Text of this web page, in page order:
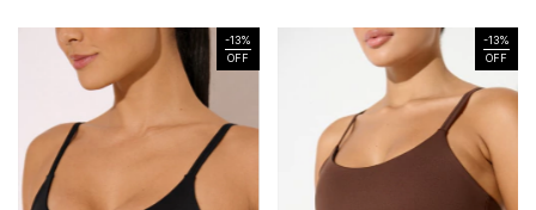
-13%
OFF
-13%
OFF